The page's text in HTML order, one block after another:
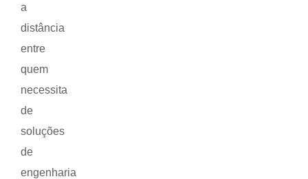
a
distância
entre
quem
necessita
de
soluções
de
engenharia